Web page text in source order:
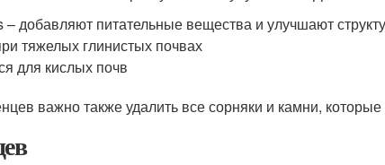
– добавляют питательные вещества и улучшают
тяжелых глинистых почвах
для кислых почв
важно также удалить все сорняки и камни,